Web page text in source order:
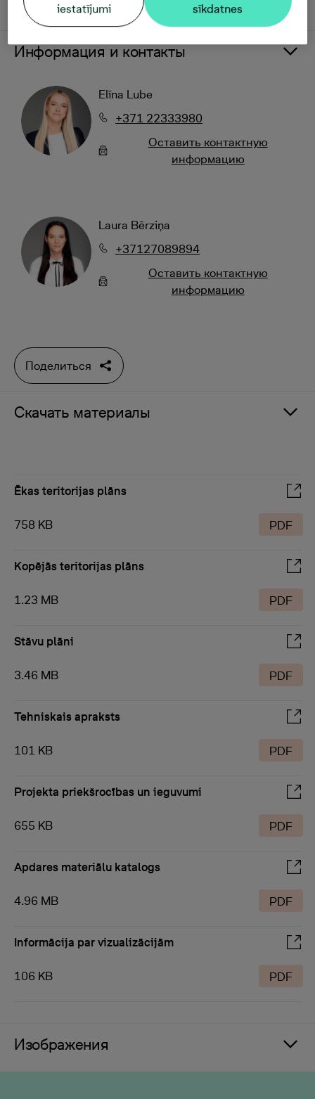
Информация и контакты
Elīna Lube
+371 22333980
Oставить контактную
информацию
Laura Bērziņa
+37127089894
Oставить контактную
информацию
Поделиться
Скачать материалы
Ēkas teritorijas plāns
758 KB PDF
Kopējās teritorijas plāns
1.23 MB PDF
Stāvu plāni
3.46 MB PDF
Tehniskais apraksts
101 KB PDF
Projekta priekšrocības un ieguvumi
655 KB PDF
Apdares materiālu katalogs
4.96 MB PDF
Informācija par vizualizācijām
106 KB PDF
Изображения
iestatījumi
sīkdatnes